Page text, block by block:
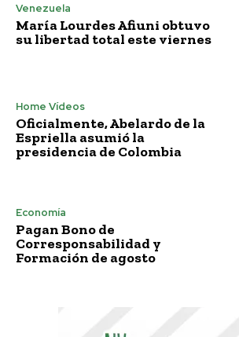
Venezuela
María Lourdes Afiuni obtuvo
su libertad total este viernes
Home Vídeos
Oficialmente, Abelardo de la
Espriella asumió la
presidencia de Colombia
Economía
Pagan Bono de
Corresponsabilidad y
Formación de agosto